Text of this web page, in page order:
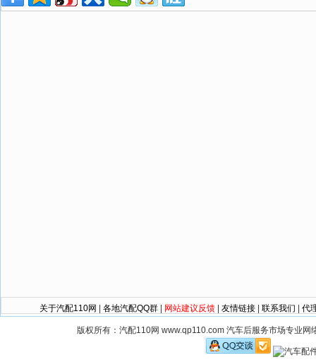
关于汽配110网 各地汽配QQ群 网站建议反馈 友情链接 联系我们 代
版权所有：汽配110网 www.qp110.com 汽车后服务市场专业